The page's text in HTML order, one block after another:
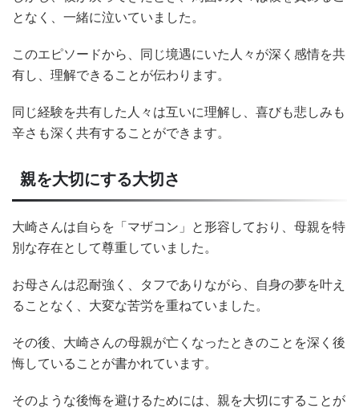
となく、一緒に泣いていました。
このエピソードから、同じ境遇にいた人々が深く感情を共
有し、理解できることが伝わります。
同じ経験を共有した人々は互いに理解し、喜びも悲しみも
辛さも深く共有することができます。
親を大切にする大切さ
大崎さんは自らを「マザコン」と形容しており、母親を特
別な存在として尊重していました。
お母さんは忍耐強く、タフでありながら、自身の夢を叶え
ることなく、大変な苦労を重ねていました。
その後、大崎さんの母親が亡くなったときのことを深く後
悔していることが書かれています。
そのような後悔を避けるためには、親を大切にすることが